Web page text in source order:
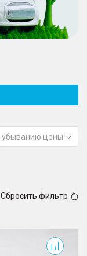
убыванию цены
Сбросить фильтр